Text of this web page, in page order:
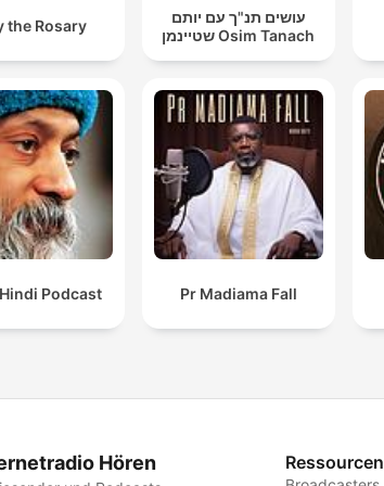
the Rosary
עושים תנ"ך עם יותם
שטיינמן Osim Tanach
Podcast Pr Madiama Fall
Hören Ressourcen